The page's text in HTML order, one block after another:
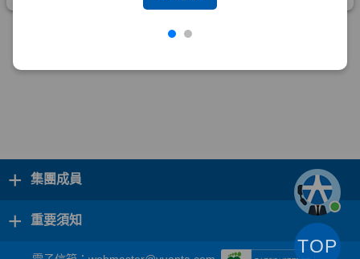
+ 集團成員
+ 重要須知
TOP